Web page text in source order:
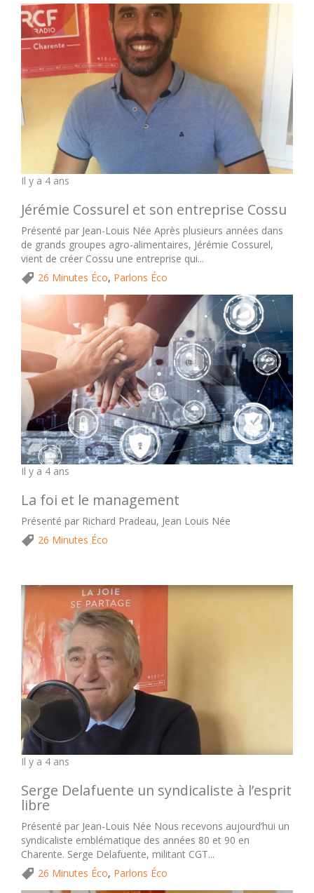
Il y a 4 ans
Jérémie Cossurel et son entreprise Cossu
Présenté par Jean-Louis Née Après plusieurs années dans
de grands groupes agro-alimentaires, Jérémie Cossurel,
vient de créer Cossu une entreprise qui...
26 Minutes Éco, Parlons Éco
Il y a 4 ans
La foi et le management
Présenté par Richard Pradeau, ​Jean Louis Née
26 Minutes Éco
Il y a 4 ans
Serge Delafuente un syndicaliste à l’esprit
libre
Présenté par Jean-Louis Née Nous recevons aujourd’hui un
syndicaliste emblématique des années 80 et 90 en
Charente. Serge Delafuente, militant CGT...
26 Minutes Éco, Parlons Éco